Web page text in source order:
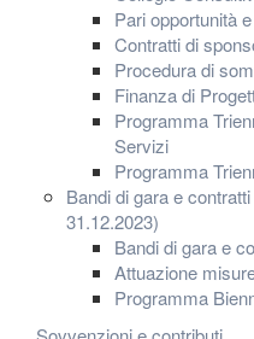
Pari opportunità
Contratti di
Procedura di
Finanza di
Programma
Servizi
Programma
Bandi di gara e
31.12.2023)
Bandi di gara e
Attuazione
Programma